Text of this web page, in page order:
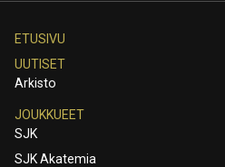
ETUSIVU
UUTISET
Arkisto
JOUKKUEET
SJK
SJK Akatemia